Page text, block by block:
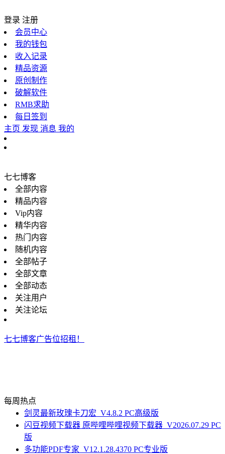
登录 注册
会员中心
我的钱包
收入记录
精品资源
原创制作
破解软件
RMB求助
每日签到
主页 发现 消息 我的
七七博客
全部内容
精品内容
Vip内容
精华内容
热门内容
随机内容
全部帖子
全部文章
全部动态
关注用户
关注论坛
七七博客广告位招租！
每周热点
剑灵最新玫瑰卡刀宏_V4.8.2 PC高级版
闪豆视频下载器 原哔哩哔哩视频下载器_V2026.07.29 PC
版
多功能PDF专家_V12.1.28.4370 PC专业版